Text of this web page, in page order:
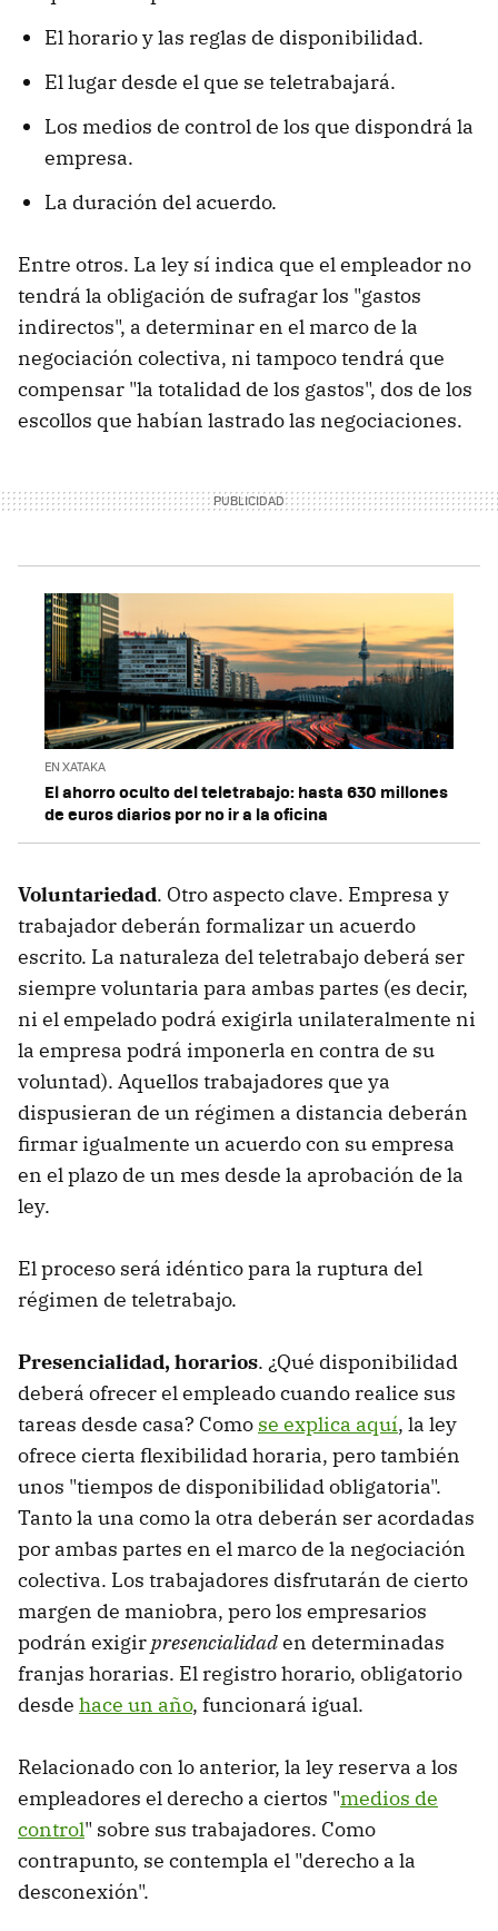
El horario y las reglas de disponibilidad.
El lugar desde el que se teletrabajará.
Los medios de control de los que dispondrá la
empresa.
La duración del acuerdo.
Entre otros. La ley sí indica que el empleador no
tendrá la obligación de sufragar los "gastos
indirectos", a determinar en el marco de la
negociación colectiva, ni tampoco tendrá que
compensar "la totalidad de los gastos", dos de los
escollos que habían lastrado las negociaciones.
EN XATAKA
El ahorro oculto del teletrabajo: hasta 630 millones
de euros diarios por no ir a la oficina
Voluntariedad. Otro aspecto clave. Empresa y
trabajador deberán formalizar un acuerdo
escrito. La naturaleza del teletrabajo deberá ser
siempre voluntaria para ambas partes (es decir,
ni el empelado podrá exigirla unilateralmente ni
la empresa podrá imponerla en contra de su
voluntad). Aquellos trabajadores que ya
dispusieran de un régimen a distancia deberán
firmar igualmente un acuerdo con su empresa
en el plazo de un mes desde la aprobación de la
ley.
El proceso será idéntico para la ruptura del
régimen de teletrabajo.
Presencialidad, horarios. ¿Qué disponibilidad
deberá ofrecer el empleado cuando realice sus
tareas desde casa? Como se explica aquí, la ley
ofrece cierta flexibilidad horaria, pero también
unos "tiempos de disponibilidad obligatoria".
Tanto la una como la otra deberán ser acordadas
por ambas partes en el marco de la negociación
colectiva. Los trabajadores disfrutarán de cierto
margen de maniobra, pero los empresarios
podrán exigirpresencialidaden determinadas
franjas horarias. El registro horario, obligatorio
desde hace un año, funcionará igual.
Relacionado con lo anterior, la ley reserva a los
empleadores el derecho a ciertos "medios de
control" sobre sus trabajadores. Como
contrapunto, se contempla el "derecho a la
desconexión".